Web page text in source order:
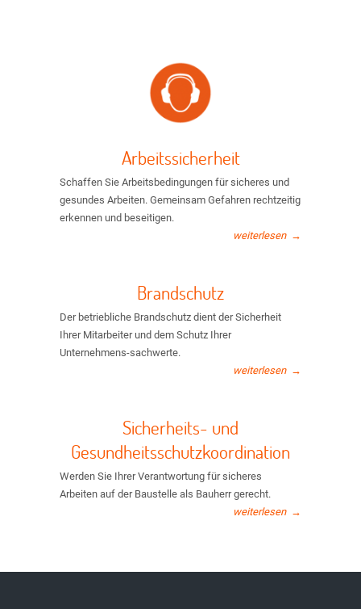
Arbeitssicherheit
Schaffen Sie Arbeitsbedingungen für sicheres und
gesundes Arbeiten. Gemeinsam Gefahren rechtzeitig
erkennen und beseitigen.
weiterlesen →
Brandschutz
Der betriebliche Brandschutz dient der Sicherheit
Ihrer Mitarbeiter und dem Schutz Ihrer
Unternehmens-sachwerte.
weiterlesen →
Sicherheits- und
Gesundheitsschutzkoordination
Werden Sie Ihrer Verantwortung für sicheres
Arbeiten auf der Baustelle als Bauherr gerecht.
weiterlesen →